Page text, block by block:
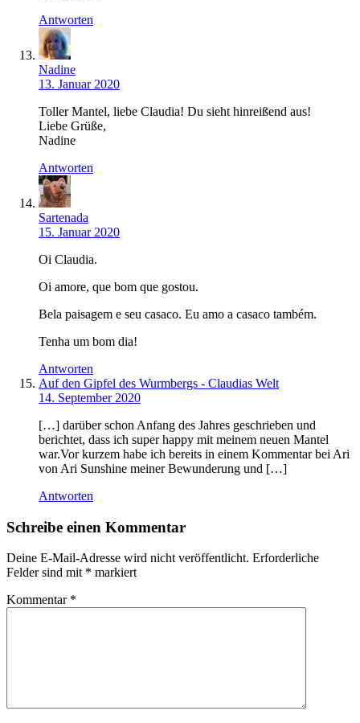
Antworten
Nadine
13. Januar 2020
Toller Mantel, liebe Claudia! Du sieht hinreißend aus!
Liebe Grüße,
Nadine
Antworten
Sartenada
15. Januar 2020
Oi Claudia.
Oi amore, que bom que gostou.
Bela paisagem e seu casaco. Eu amo a casaco também.
Tenha um bom dia!
Antworten
Auf den Gipfel des Wurmbergs - Claudias Welt
14. September 2020
[…] darüber schon Anfang des Jahres geschrieben und
berichtet, dass ich super happy mit meinem neuen Mantel
war.Vor kurzem habe ich bereits in einem Kommentar bei Ari
von Ari Sunshine meiner Bewunderung und […]
Antworten
Schreibe einen Kommentar
Deine E-Mail-Adresse wird nicht veröffentlicht. Erforderliche
Felder sind mit * markiert
Kommentar *